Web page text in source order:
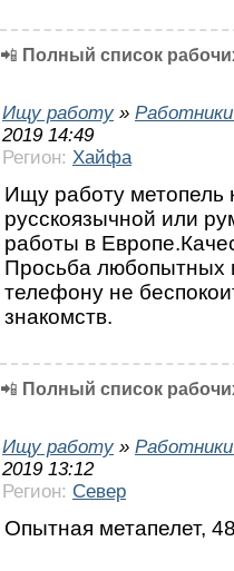
📲 Полный список
Ищу работу »
2019 14:49
Регион: Хайфа
Ищу работу метопель
русскоязычной или
работы в
Просьба любопытных
телефону не
знакомств.
📲 Полный список
Ищу работу »
2019 13:12
Регион: Север
Опытная метапелет,